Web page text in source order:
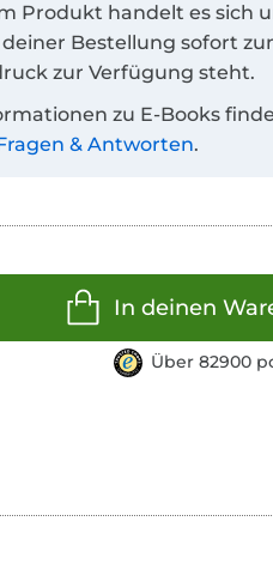
Produkt handelt es sich
Bestellung sofort
zur Verfügung steht.
zu E-Books
& Antworten.
In deinen
Über 82900